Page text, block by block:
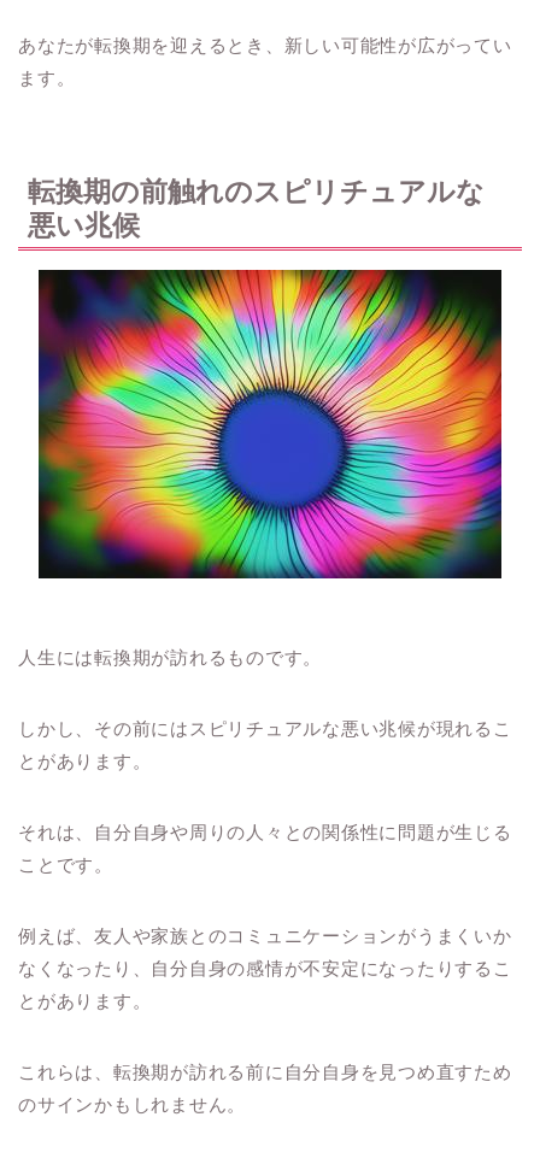
あなたが転換期を迎えるとき、新しい可能性が広がってい
ます。
転換期の前触れのスピリチュアルな
悪い兆候
人生には転換期が訪れるものです。
しかし、その前にはスピリチュアルな悪い兆候が現れるこ
とがあります。
それは、自分自身や周りの人々との関係性に問題が生じる
ことです。
例えば、友人や家族とのコミュニケーションがうまくいか
なくなったり、自分自身の感情が不安定になったりするこ
とがあります。
これらは、転換期が訪れる前に自分自身を見つめ直すため
のサインかもしれません。